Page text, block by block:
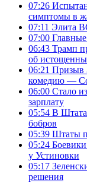
07:26
симптомы в
07:11 Элита
07:00 Главные
06:43 Трамп
об
06:21 Призыв
комедию —
06:00 Стало
зарплату
05:54 В
бобров
05:39 Штаты
05:24
у Устиновки
05:17
решения